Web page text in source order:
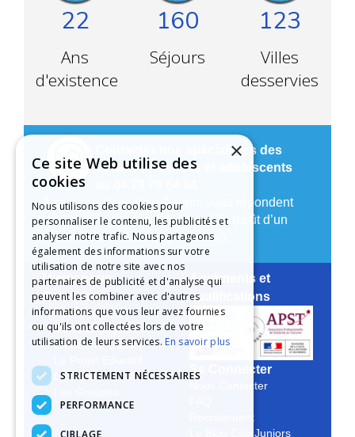
22
Ans
d'existence
160
Séjours
123
Villes
desservies
Contactez nos spécialistes des
vacances enfants et adolescents
Nos conseillers Cap Juniors vous répondent
du lundi au vendredi de 9h à 17h (coût d’un
appel local depuis un poste fixe).
Mieux nous
Connaître
Notre Histoire
Notre Engagement
La Charte Qualité
Les Aides Possibles
Agréments et
qualifications
Se Connecter
Nous Contacter
Recrutement
Le Blog Cap Juniors
×
Ce site Web utilise des
cookies
Nous utilisons des cookies pour
personnaliser le contenu, les publicités et
analyser notre trafic. Nous partageons
également des informations sur votre
utilisation de notre site avec nos
partenaires de publicité et d'analyse qui
peuvent les combiner avec d'autres
informations que vous leur avez fournies
ou qu'ils ont collectées lors de votre
utilisation de leurs services. En savoir plus
STRICTEMENT NÉCESSAIRES
PERFORMANCE
CIBLAGE